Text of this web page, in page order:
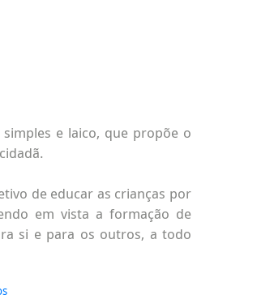
e laico, que propõe o
de educar as crianças por
em vista a formação de
si e para os outros, a todo